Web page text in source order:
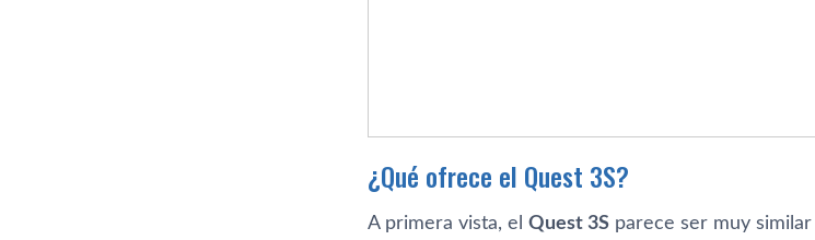
¿Qué ofrece el Quest 3S?
A primera vista, el Quest 3S parece ser muy